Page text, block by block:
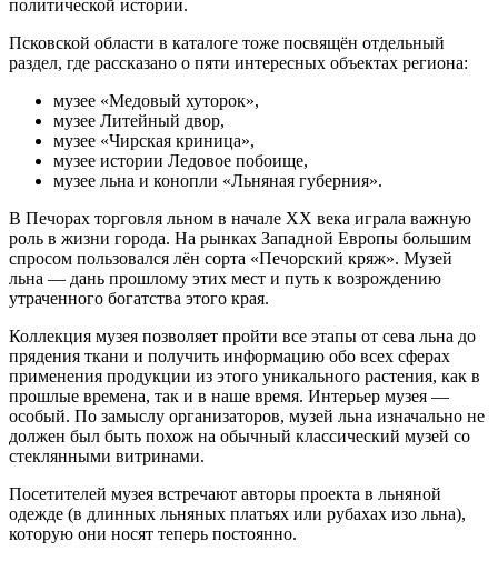
политической истории.
Псковской области в каталоге тоже посвящён отдельный
раздел, где рассказано о пяти интересных объектах региона:
музее «Медовый хуторок»,
музее Литейный двор,
музее «Чирская криница»,
музее истории Ледовое побоище,
музее льна и конопли «Льняная губерния».
В Печорах торговля льном в начале XX века играла важную
роль в жизни города. На рынках Западной Европы большим
спросом пользовался лён сорта «Печорский кряж». Музей
льна — дань прошлому этих мест и путь к возрождению
утраченного богатства этого края.
Коллекция музея позволяет пройти все этапы от сева льна до
прядения ткани и получить информацию обо всех сферах
применения продукции из этого уникального растения, как в
прошлые времена, так и в наше время. Интерьер музея —
особый. По замыслу организаторов, музей льна изначально не
должен был быть похож на обычный классический музей со
стеклянными витринами.
Посетителей музея встречают авторы проекта в льняной
одежде (в длинных льняных платьях или рубахах изо льна),
которую они носят теперь постоянно.